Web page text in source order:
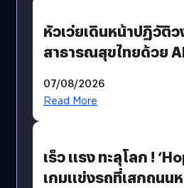
หัวเว่ยเดินหน้าปฏิวัติ
สาธารณสุขไทยด้วย
AI เพื่อการแพทย์ในปร
07/08/2026
Read More
เร็ว แรง ทะลุโลก !
เกมแข่งรถที่เสกถนนห